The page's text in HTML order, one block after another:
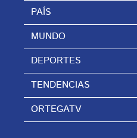
PAÍS
MUNDO
DEPORTES
TENDENCIAS
ORTEGATV